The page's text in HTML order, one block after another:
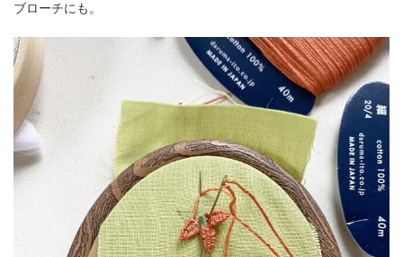
ブローチにも。